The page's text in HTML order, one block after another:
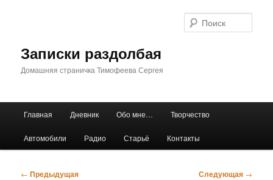
Записки раздолбая
Домашняя страничка Тимофеева Сергея
Главная Дневник Обо мне… Творчество
Автомобили Радио Старьё Контакты
Навигация
← Предыдущая Следующая →